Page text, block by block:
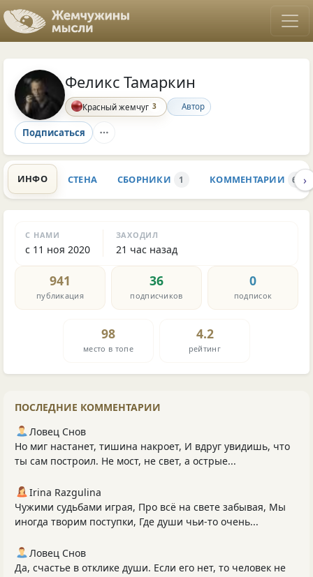
Феликс Тамаркин
Красный жемчуг 3 Автор
Подписаться
ИНФО СТЕНА СБОРНИКИ 1 КОММЕНТАРИИ 6.1K
›
С НАМИ
с 11 ноя 2020
ЗАХОДИЛ
21 час назад
941
публикация
36
подписчиков
0
подписок
98
место в топе
4.2
рейтинг
ПОСЛЕДНИЕ КОММЕНТАРИИ
Ловец Снов
Но миг настанет, тишина накроет, И вдруг увидишь, что
ты сам построил. Не мост, не свет, а острые...
Irina Razgulina
Чужими судьбами играя, Про всё на свете забывая, Мы
иногда творим поступки, Где души чьи-то очень...
Ловец Снов
Да, счастье в отклике души. Если его нет, то человек не